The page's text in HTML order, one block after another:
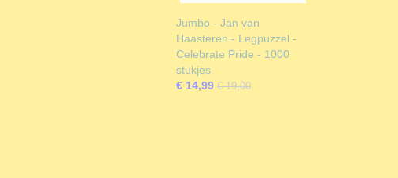
Jumbo - Jan van
Haasteren - Legpuzzel -
Celebrate Pride - 1000
stukjes
€ 14,99 € 19,00